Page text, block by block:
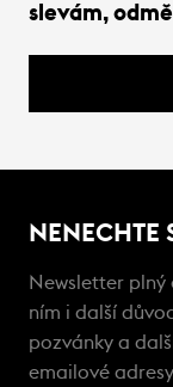
slevám,
NENECHTE
Newsletter plný
ním i další
pozvánky a
emailové